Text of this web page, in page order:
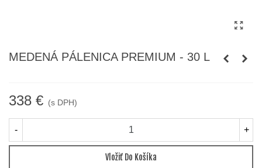
MEDENÁ PÁLENICA PREMIUM - 30 L
338 € (s DPH)
- +
Vložiť Do Košíka